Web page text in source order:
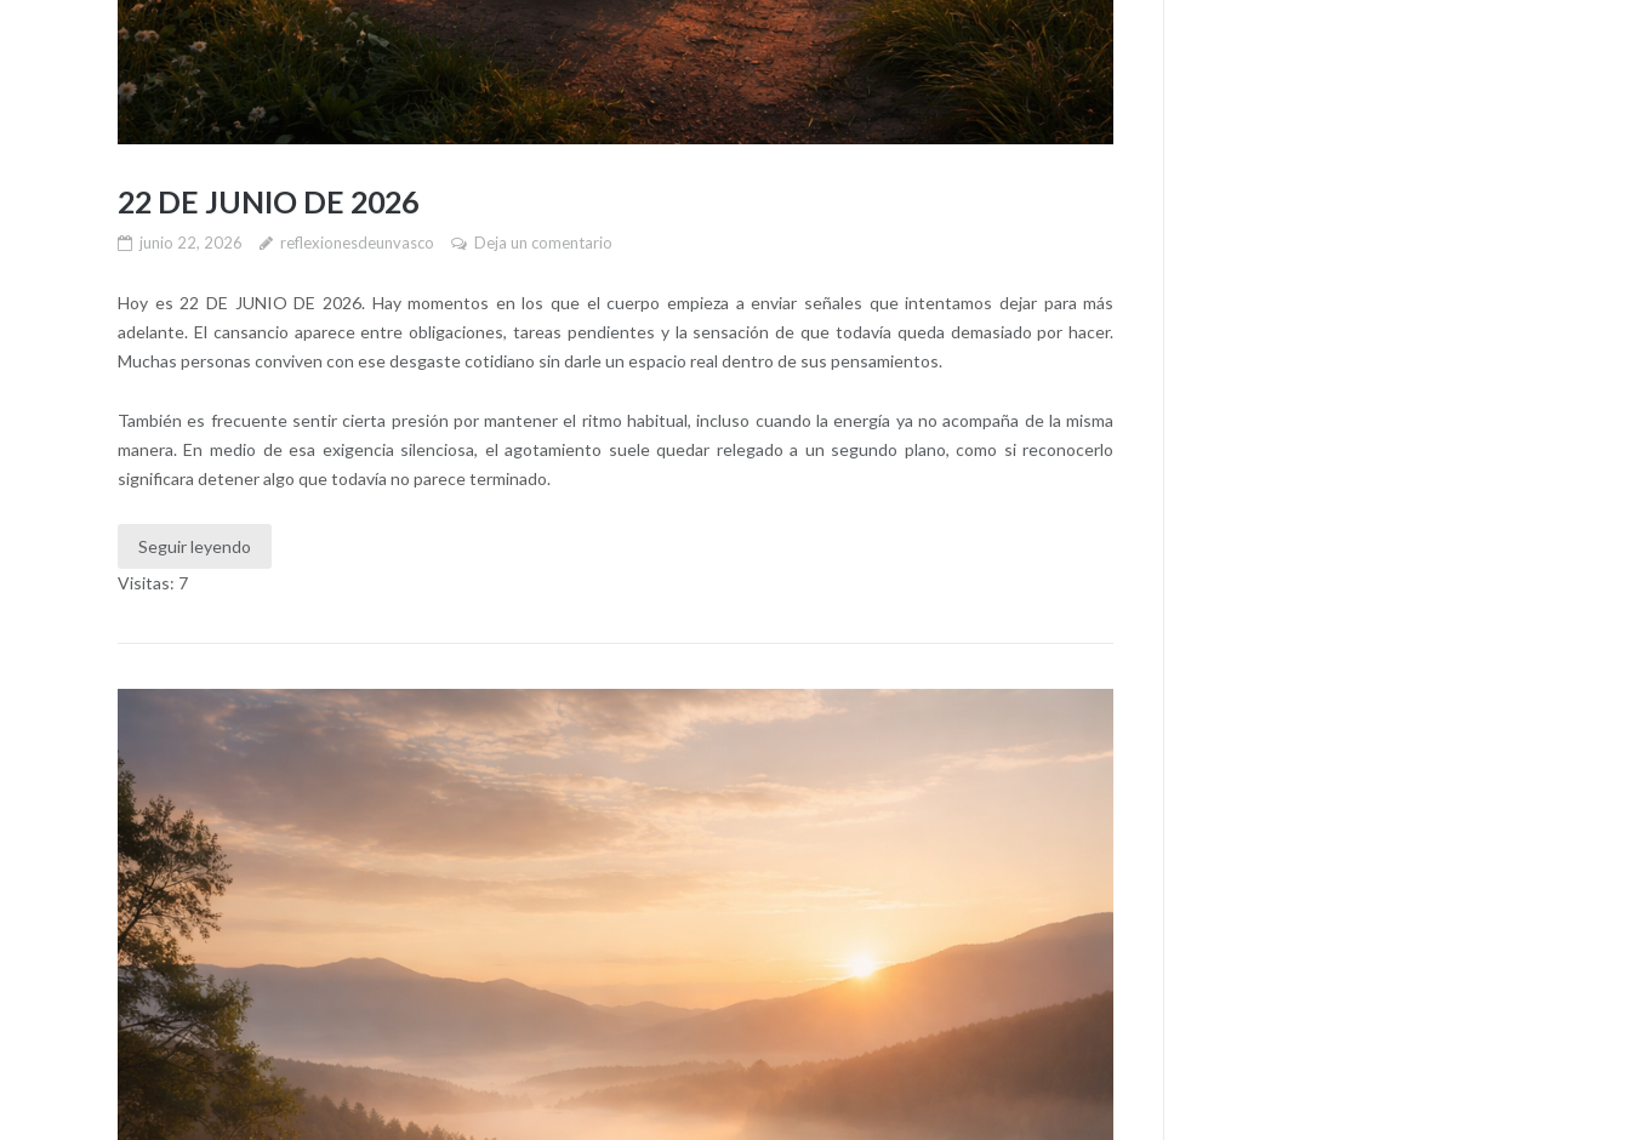
22 DE JUNIO DE 2026
junio 22, 2026 reflexionesdeunvasco Deja un comentario
Hoy es 22 DE JUNIO DE 2026. Hay momentos en los que el cuerpo empieza a enviar señales que intentamos dejar para más
adelante. El cansancio aparece entre obligaciones, tareas pendientes y la sensación de que todavía queda demasiado por hacer.
Muchas personas conviven con ese desgaste cotidiano sin darle un espacio real dentro de sus pensamientos.
También es frecuente sentir cierta presión por mantener el ritmo habitual, incluso cuando la energía ya no acompaña de la misma
manera. En medio de esa exigencia silenciosa, el agotamiento suele quedar relegado a un segundo plano, como si reconocerlo
significara detener algo que todavía no parece terminado.
Seguir leyendo
Visitas: 7